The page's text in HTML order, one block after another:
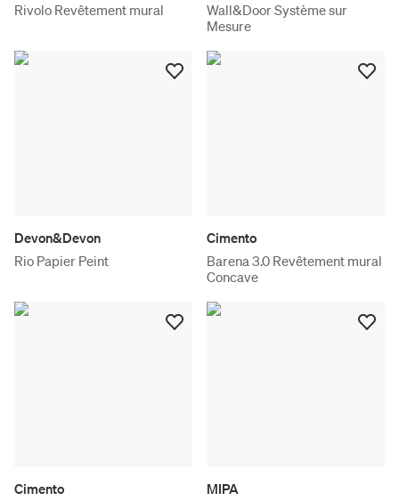
Rivolo Revêtement mural
Wall&Door Système sur
Mesure
Devon&Devon
Rio Papier Peint
Cimento
Barena 3.0 Revêtement mural
Concave
Cimento
MIPA